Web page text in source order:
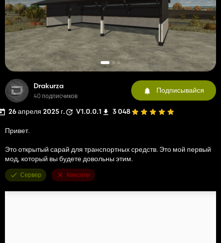
Drakurza
40 подписчиков
Подписывайся
26 апреля 2025 г. V1.0.0.1 3 048
Привет.
Это открытый сарай для транспортных средств. Это мой первый
мод, который вы будете довольны этим.
Сервер Консоли